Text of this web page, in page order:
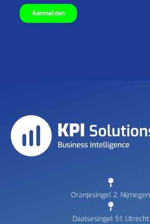
Oranjesingel 2, Nijmegen
Daalsesingel 51, Utrecht